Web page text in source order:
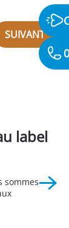
SUIVANT
label
sommes